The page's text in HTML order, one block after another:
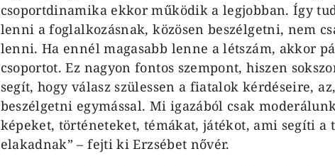
csoportdinamika ekkor működik a legjobban. Így
lenni a foglalkozásnak, közösen beszélgetni, nem
lenni. Ha ennél magasabb lenne a létszám, akkor
csoportot. Ez nagyon fontos szempont, hiszen
segít, hogy válasz szülessen a fiatalok kérdéseire,
beszélgetni egymással. Mi igazából csak
képeket, történeteket, témákat, játékot, ami segíti a
elakadnak” – fejti ki Erzsébet nővér.